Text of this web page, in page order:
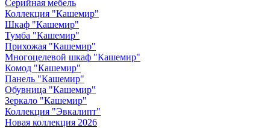
Серийная мебель
Коллекция "Кашемир"
Шкаф "Кашемир"
Тумба "Кашемир"
Прихожая "Кашемир"
Многоцелевой шкаф "Кашемир"
Комод "Кашемир"
Панель "Кашемир"
Обувница "Кашемир"
Зеркало "Кашемир"
Коллекция "Эвкалипт"
Новая коллекция 2026